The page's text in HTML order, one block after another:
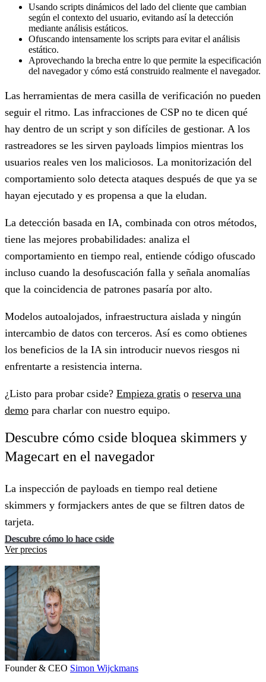
Usando scripts dinámicos del lado del cliente que cambian
según el contexto del usuario, evitando así la detección
mediante análisis estáticos.
Ofuscando intensamente los scripts para evitar el análisis
estático.
Aprovechando la brecha entre lo que permite la especificación
del navegador y cómo está construido realmente el navegador.
Las herramientas de mera casilla de verificación no pueden
seguir el ritmo. Las infracciones de CSP no te dicen qué
hay dentro de un script y son difíciles de gestionar. A los
rastreadores se les sirven payloads limpios mientras los
usuarios reales ven los maliciosos. La monitorización del
comportamiento solo detecta ataques después de que ya se
hayan ejecutado y es propensa a que la eludan.
La detección basada en IA, combinada con otros métodos,
tiene las mejores probabilidades: analiza el
comportamiento en tiempo real, entiende código ofuscado
incluso cuando la desofuscación falla y señala anomalías
que la coincidencia de patrones pasaría por alto.
Modelos autoalojados, infraestructura aislada y ningún
intercambio de datos con terceros. Así es como obtienes
los beneficios de la IA sin introducir nuevos riesgos ni
enfrentarte a resistencia interna.
¿Listo para probar cside? Empieza gratis o reserva una
demo para charlar con nuestro equipo.
Descubre cómo cside bloquea skimmers y
Magecart en el navegador
La inspección de payloads en tiempo real detiene
skimmers y formjackers antes de que se filtren datos de
tarjeta.
Descubre cómo lo hace cside
Ver precios
Founder & CEO Simon Wijckmans